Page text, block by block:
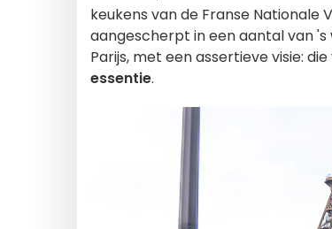
keukens van de Franse Nationale
aangescherpt in een aantal van
Parijs, met een assertieve visie:
essentie.